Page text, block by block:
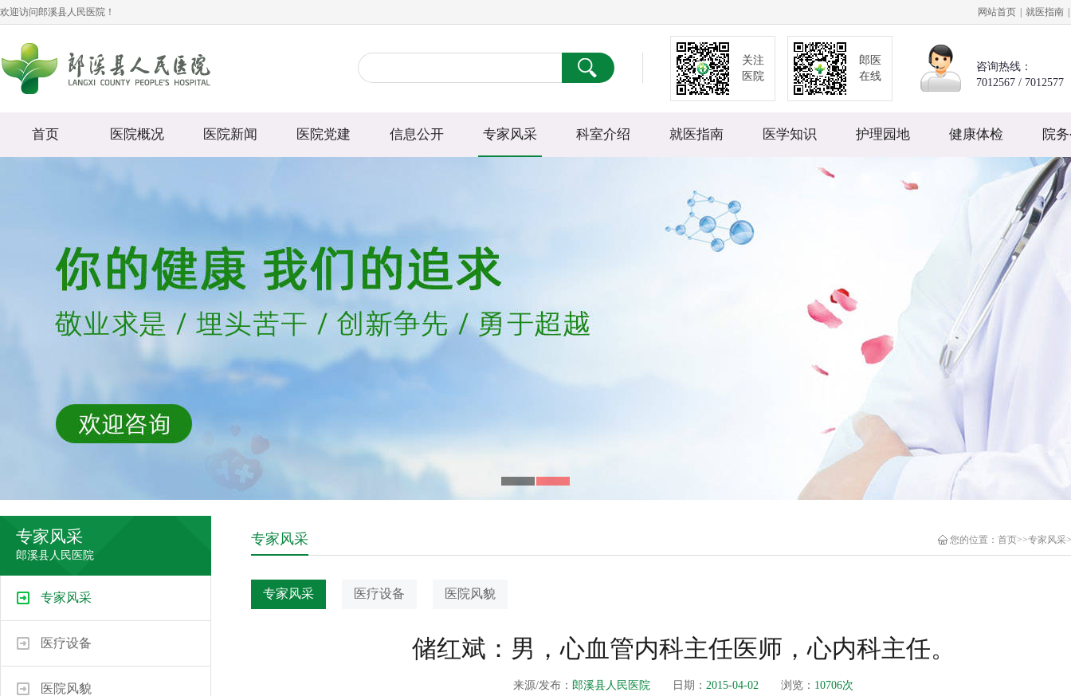
网站首页 就医指南
欢迎访问郎溪县人民医院！
关注
医院
郎医
在线
咨询热线：
7012567 / 7012577
首页 医院概况 医院新闻 医院党建 信息公开 专家风采 科室介绍 就医指南 医学知识 护理园地 健康体检 院
专家风采
郎溪县人民医院
专家风采
医疗设备
医院风貌
您的位置： 首页>>专家风采
专家风采
专家风采 医疗设备 医院风貌
储红斌：男，心血管内科主任医师，心内科主任。
来源/发布： 郎溪县人民医院 日期： 2015-04-02 浏览： 10706次